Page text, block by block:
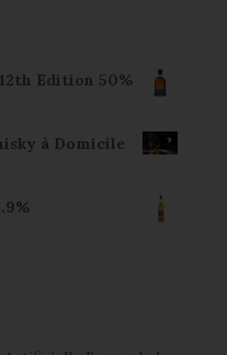
Edition 50%
à Domicile